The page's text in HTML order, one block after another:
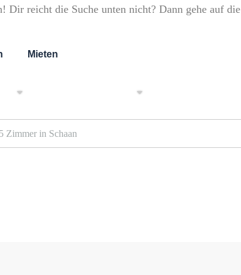
Dir reicht die Suche unten nicht? Dann gehe auf die
Mieten